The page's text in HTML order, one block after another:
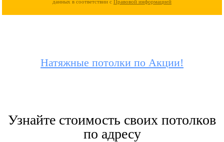
данных в соответствии с Правовой информацией
Натяжные потолки по Акции!
Узнайте стоимость своих потолков
по адресу